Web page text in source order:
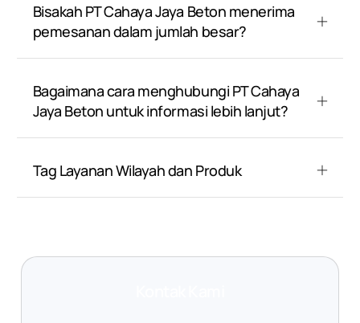
Bisakah PT Cahaya Jaya Beton menerima
pemesanan dalam jumlah besar?
Bagaimana cara menghubungi PT Cahaya
Jaya Beton untuk informasi lebih lanjut?
Tag Layanan Wilayah dan Produk